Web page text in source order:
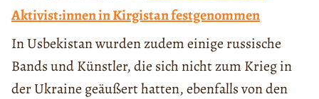
Aktivist:innen in Kirgistan festgenommen
In Usbekistan wurden zudem einige russische
Bands und Künstler, die sich nicht zum Krieg in
der Ukraine geäußert hatten, ebenfalls von den